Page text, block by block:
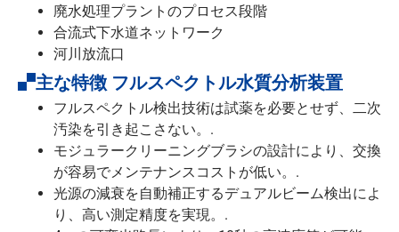
廃水処理プラントのプロセス段階
合流式下水道ネットワーク
河川放流口
主な特徴 フルスペクトル水質分析装置
フルスペクトル検出技術は試薬を必要とせず、二次
汚染を引き起こさない。.
モジュラークリーニングブラシの設計により、交換
が容易でメンテナンスコストが低い。.
光源の減衰を自動補正するデュアルビーム検出によ
り、高い測定精度を実現。.